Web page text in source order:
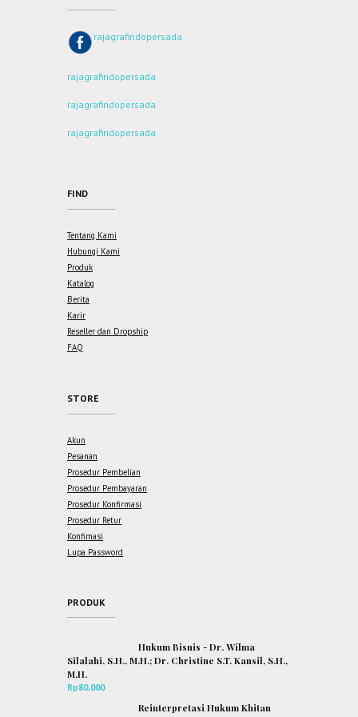
rajagrafindopersada
rajagrafindopersada
rajagrafindopersada
rajagrafindopersada
FIND
Tentang Kami
Hubungi Kami
Produk
Katalog
Berita
Karir
Reseller dan Dropship
FAQ
STORE
Akun
Pesanan
Prosedur Pembelian
Prosedur Pembayaran
Prosedur Konfirmasi
Prosedur Retur
Konfimasi
Lupa Password
PRODUK
Hukum Bisnis - Dr. Wilma
Silalahi, S.H., M.H.; Dr. Christine S.T. Kansil, S.H.,
M.H.
Rp80,000
Reinterpretasi Hukum Khitan